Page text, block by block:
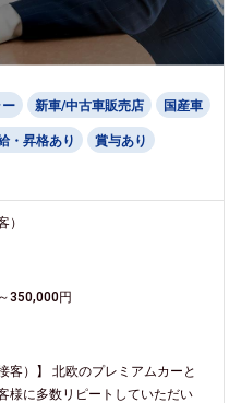
新車/中古車販売店 国産車
・昇格あり 賞与あり
）
350,000円
客）】 北欧のプレミアムカーと
様に多数リピートしていただい